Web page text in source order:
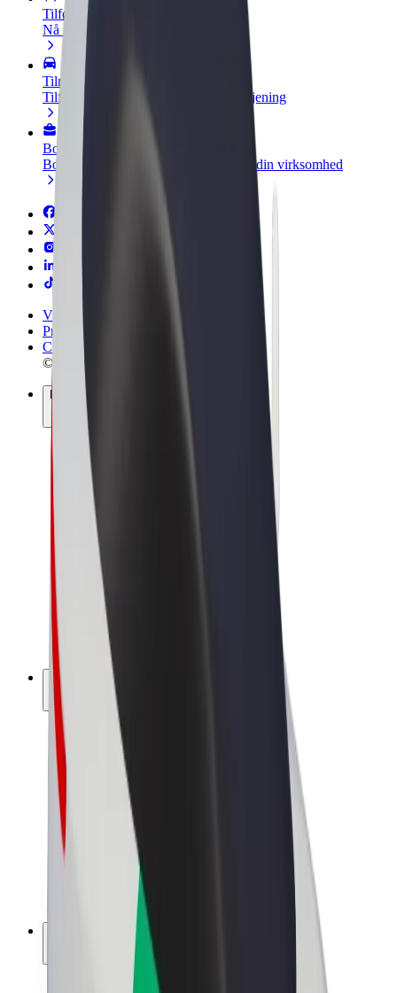
Tilføj restaurant eller butik
Nå flere kunder og øg din indtjening
Tilmeld dig som flådeejer
Tilføj din flåde til Bolt, og øg din indtjening
Bolt for Business
Bolt-produkter og tjenester skaleret til din virksomhed
Vilkår og betingelser
Privatliv
Cookies
© 2026 Bolt Technology OÜ
Produkter
Ture
Løbehjul
Bolt Marked
Bolt Food
Bolt Drive
Bolt for Business
Elcykler
Bolt Plus
Tjen penge med Bolt
Chauffører
Chaufførindtjening
Leveringspersoner
Kurerindtjening
Bolt Mad partnere